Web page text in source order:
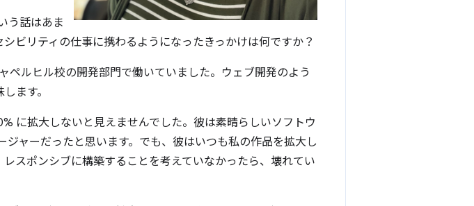
う話はあま
ビリティの仕事に携わるようになったきっかけは何ですか？
ペルヒル校の開発部門で働いていました。ウェブ開発のよう
ます。
に拡大しないと見えませんでした。彼は素晴らしいソフトウ
ャーだったと思います。でも、彼はいつも私の作品を拡大し
スポンシブに構築することを考えていなかったら、壊れてい